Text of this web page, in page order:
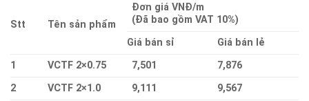
Stt Tên sản phẩm
Đơn giá VNĐ/m
(Đã bao gồm VAT 10%)
Giá bán sỉ
Giá bán lẻ
1
VCTF 2×0.75 7,501
7,876
2
VCTF 2×1.0 9,111
9,567